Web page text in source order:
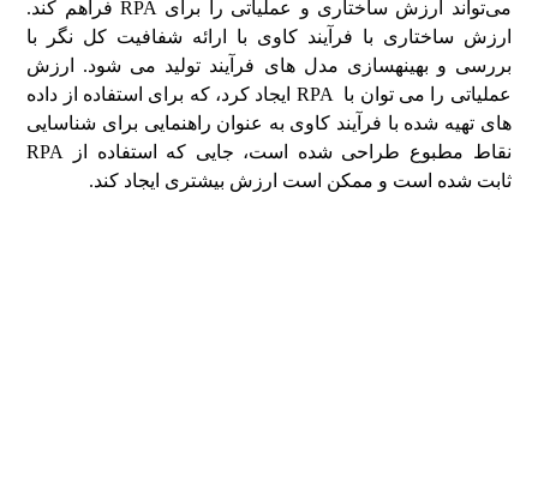
می‌تواند ارزش ساختاری و عملیاتی را برای RPA فراهم کند.
ارزش ساختاری با فرآیند کاوی با ارائه شفافیت کل نگر با
بررسی و بهینه­سازی مدل های فرآیند تولید می شود. ارزش
عملیاتی را می توان با RPA ایجاد کرد، که برای استفاده از داده
های تهیه شده با فرآیند کاوی به عنوان راهنمایی برای شناسایی
نقاط مطبوع طراحی شده است، جایی که استفاده از RPA
ثابت شده است و ممکن است ارزش بیشتری ایجاد کند.